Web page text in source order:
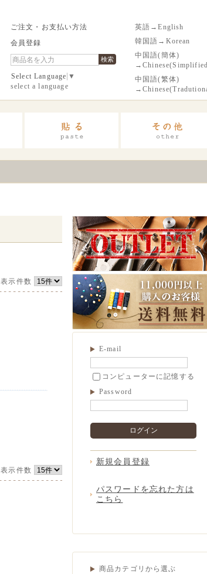
ご注文・お支払い方法
会員登録
検索
Select Language ▼
select a language
英語→English
韓国語→Korean
中国語(簡体)
中国語(繁体)
表示件数
表示件数
E-mail
コンピューターに記憶する
Password
ログイン
新規会員登録
パスワードを忘れた方は
こちら
商品カテゴリから選ぶ